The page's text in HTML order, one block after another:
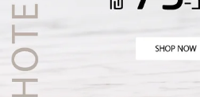
המבצע תקף באתר בלבד | על הפריטים משתתפים במבצע | 15% הנחה אקסטרה על היתרה מתעדכנת אוטו' בסל הקניות | לא כולל קטגוריית אאוטלט | לא כולל כפל קופונים, הטבות ומבצעים | בכפוף לתקנון האתר | התמונה להמחשה בלבד | בתוקף עד 9.8.26 בשעה 10:00 | מלאי מינימלי